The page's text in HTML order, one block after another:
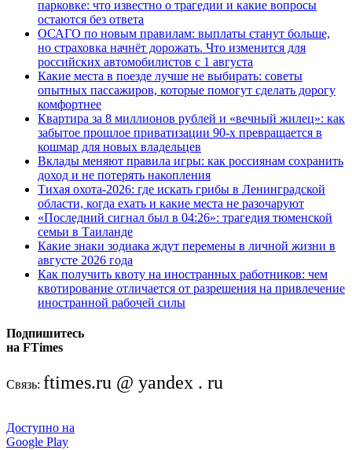
парковке: что известно о трагедии и какие вопросы
остаются без ответа
ОСАГО по новым правилам: выплаты станут больше,
но страховка начнёт дорожать. Что изменится для
российских автомобилистов с 1 августа
Какие места в поезде лучше не выбирать: советы
опытных пассажиров, которые помогут сделать дорогу
комфортнее
Квартира за 8 миллионов рублей и «вечный жилец»: как
забытое прошлое приватизации 90-х превращается в
кошмар для новых владельцев
Вклады меняют правила игры: как россиянам сохранить
доход и не потерять накопления
Тихая охота-2026: где искать грибы в Ленинградской
области, когда ехать и какие места не разочаруют
«Последний сигнал был в 04:26»: трагедия тюменской
семьи в Таиланде
Какие знаки зодиака ждут перемены в личной жизни в
августе 2026 года
Как получить квоту на иностранных работников: чем
квотирование отличается от разрешения на привлечение
иностранной рабочей силы
Подпишитесь
на FTimes
Связь: ftimes.ru @ yandex . ru
Доступно на
Google Play